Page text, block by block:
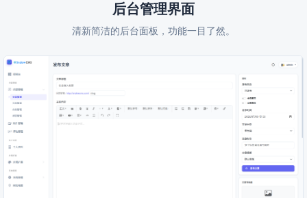
后台管理界面
清新简洁的后台面板，功能一目了然。